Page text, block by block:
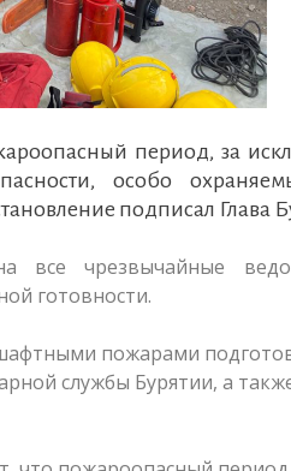
период, за
особо
подписал Глава
все чрезвычайные
готовности.
пожарами
службы Бурятии, а